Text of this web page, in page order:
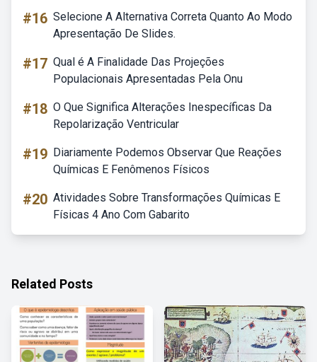
#16 Selecione A Alternativa Correta Quanto Ao Modo
Apresentação De Slides.
#17 Qual é A Finalidade Das Projeções
Populacionais Apresentadas Pela Onu
#18 O Que Significa Alterações Inespecíficas Da
Repolarização Ventricular
#19 Diariamente Podemos Observar Que Reações
Químicas E Fenômenos Físicos
#20 Atividades Sobre Transformações Químicas E
Físicas 4 Ano Com Gabarito
Related Posts